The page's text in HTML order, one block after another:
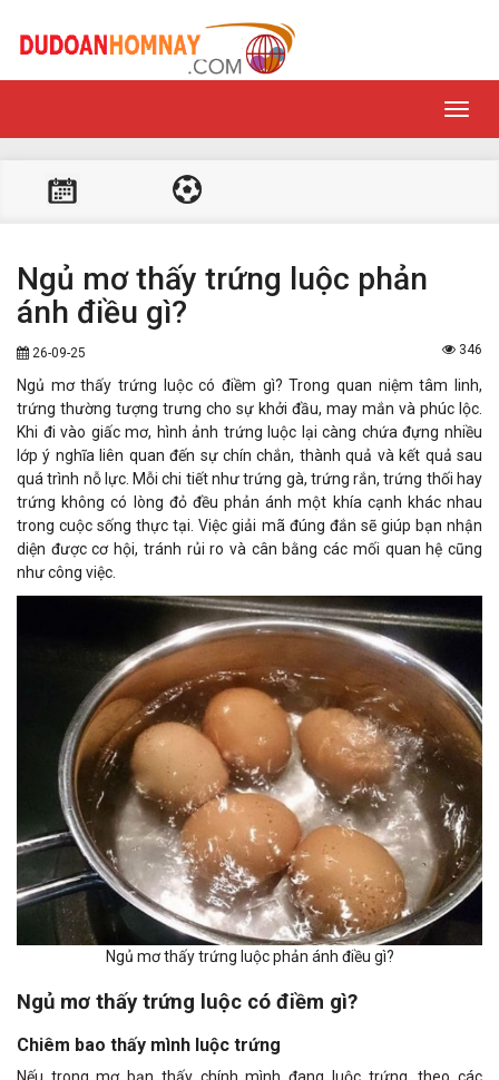
Ngủ mơ thấy trứng luộc phản
ánh điều gì?
26-09-25 346
Ngủ mơ thấy trứng luộc có điềm gì? Trong quan niệm tâm linh,
trứng thường tượng trưng cho sự khởi đầu, may mắn và phúc lộc.
Khi đi vào giấc mơ, hình ảnh trứng luộc lại càng chứa đựng nhiều
lớp ý nghĩa liên quan đến sự chín chắn, thành quả và kết quả sau
quá trình nỗ lực. Mỗi chi tiết như trứng gà, trứng rắn, trứng thối hay
trứng không có lòng đỏ đều phản ánh một khía cạnh khác nhau
trong cuộc sống thực tại. Việc giải mã đúng đắn sẽ giúp bạn nhận
diện được cơ hội, tránh rủi ro và cân bằng các mối quan hệ cũng
như công việc.
Ngủ mơ thấy trứng luộc phản ánh điều gì?
Ngủ mơ thấy trứng luộc có điềm gì?
Chiêm bao thấy mình luộc trứng